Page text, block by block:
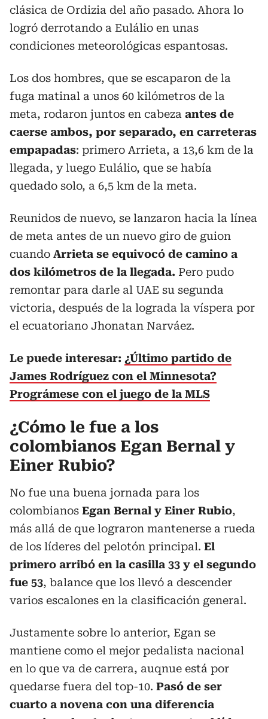
clásica de Ordizia del año pasado. Ahora lo
logró derrotando a Eulálio en unas
condiciones meteorológicas espantosas.
Los dos hombres, que se escaparon de la
fuga matinal a unos 60 kilómetros de la
meta, rodaron juntos en cabeza antes de
caerse ambos, por separado, en carreteras
empapadas: primero Arrieta, a 13,6 km de la
llegada, y luego Eulálio, que se había
quedado solo, a 6,5 km de la meta.
Reunidos de nuevo, se lanzaron hacia la línea
de meta antes de un nuevo giro de guion
cuando Arrieta se equivocó de camino a
dos kilómetros de la llegada. Pero pudo
remontar para darle al UAE su segunda
victoria, después de la lograda la víspera por
el ecuatoriano Jhonatan Narváez.
Le puede interesar: ¿Último partido de
James Rodríguez con el Minnesota?
Prográmese con el juego de la MLS
¿Cómo le fue a los
colombianos Egan Bernal y
Einer Rubio?
No fue una buena jornada para los
colombianos Egan Bernal y Einer Rubio,
más allá de que lograron mantenerse a rueda
de los líderes del pelotón principal. El
primero arribó en la casilla 33 y el segundo
fue 53, balance que los llevó a descender
varios escalones en la clasificación general.
Justamente sobre lo anterior, Egan se
mantiene como el mejor pedalista nacional
en lo que va de carrera, auqnue está por
quedarse fuera del top-10. Pasó de ser
cuarto a novena con una diferencia